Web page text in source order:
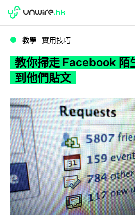
WWDC 2026
教學 實用技巧
教你掃走 Facebook 陌
到他們貼文